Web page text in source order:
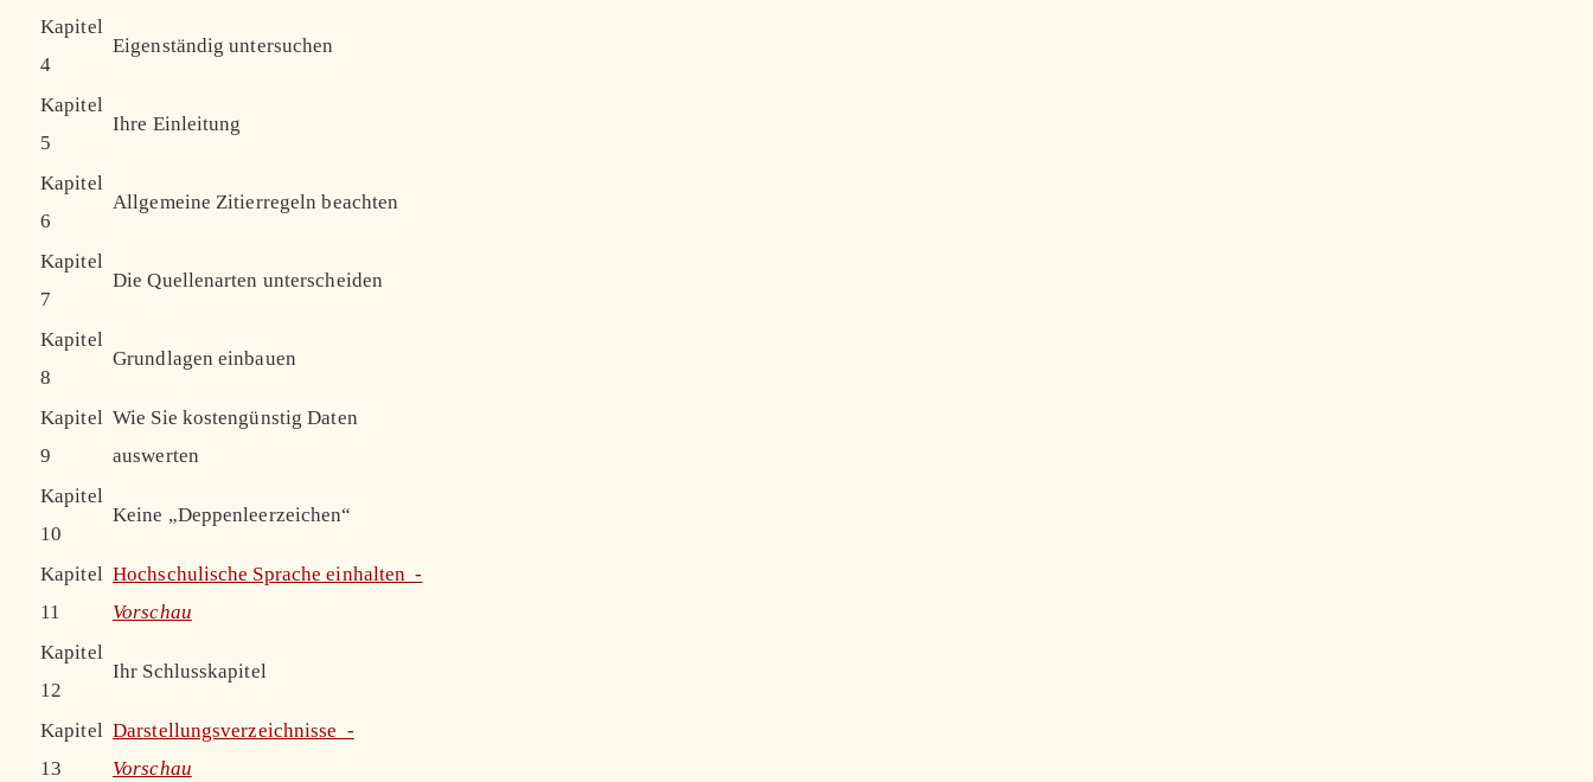
Kapitel
4
Eigenständig untersuchen
Kapitel
5
Ihre Einleitung
Kapitel
6
Allgemeine Zitierregeln beachten
Kapitel
7
Die Quellenarten unterscheiden
Kapitel
8
Grundlagen einbauen
Kapitel
9
Wie Sie kostengünstig Daten
auswerten
Kapitel
10
Keine „Deppenleerzeichen“
Kapitel
11
Hochschulische Sprache einhalten -
Vorschau
Kapitel
12
Ihr Schlusskapitel
Kapitel
13
Darstellungsverzeichnisse -
Vorschau